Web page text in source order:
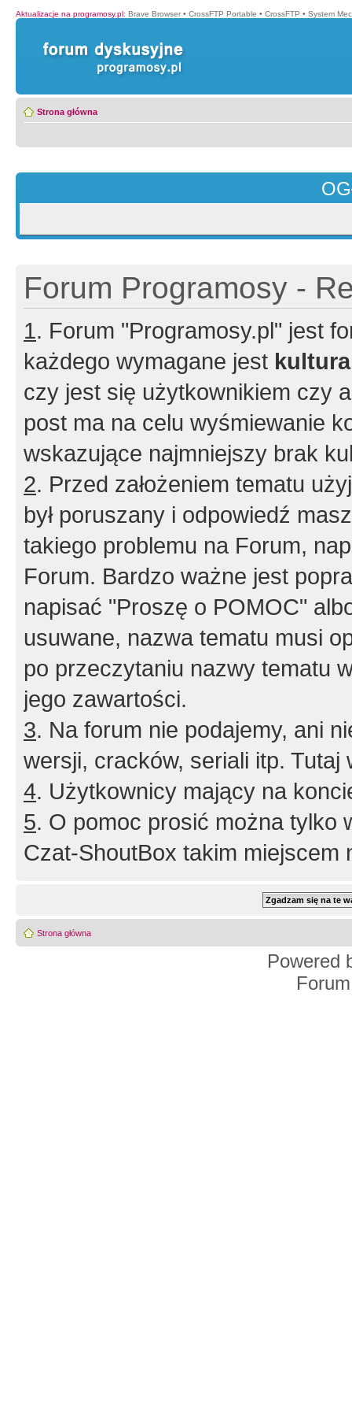
Aktualizacje na programosy.pl: Brave Browser • CrossFTP Portable • CrossFTP • System
Strona główna
Forum Programosy -
1. Forum "Programosy.pl" jest
każdego wymagane jest
czy jest się użytkownikiem czy
post ma na celu wyśmiewanie
wskazujące najmniejszy brak
2. Przed założeniem tematu
był poruszany i odpowiedź
takiego problemu na Forum,
Forum. Bardzo ważne jest
napisać "Proszę o POMOC"
usuwane, nazwa tematu musi
po przeczytaniu nazwy tematu
jego zawartości.
3. Na forum nie podajemy, ani
wersji, cracków, seriali itp. Tutaj
4. Użytkownicy mający na
5. O pomoc prosić można tylko
Czat-ShoutBox takim miejscem
Strona główna
Powered